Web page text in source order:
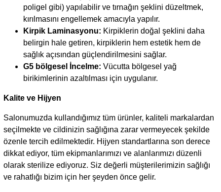
poligel gibi) yapılabilir ve tırnağın şeklini düzeltmek,
kırılmasını engellemek amacıyla yapılır.
Kirpik Laminasyonu: Kirpiklerin doğal şeklini daha
belirgin hale getiren, kirpiklerin hem estetik hem de
sağlık açısından güçlendirilmesini sağlar.
G5 bölgesel İncelme: Vücutta bölgesel yağ
birikimlerinin azaltılması için uygulanır.
Kalite ve Hijyen
Salonumuzda kullandığımız tüm ürünler, kaliteli markalardan
seçilmekte ve cildinizin sağlığına zarar vermeyecek şekilde
özenle tercih edilmektedir. Hijyen standartlarına son derece
dikkat ediyor, tüm ekipmanlarımızı ve alanlarımızı düzenli
olarak sterilize ediyoruz. Siz değerli müşterilerimizin sağlığı
ve rahatlığı bizim için her şeyden önce gelir.